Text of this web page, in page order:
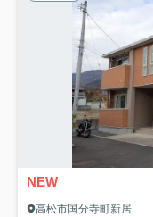
NEW
高松市国分寺町新居